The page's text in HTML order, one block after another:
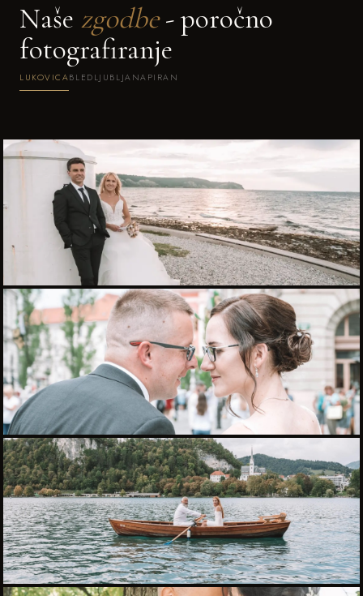
Naše zgodbe- poročno
fotografiranje
LUKOVICABLED LJUBLJANA PIRAN